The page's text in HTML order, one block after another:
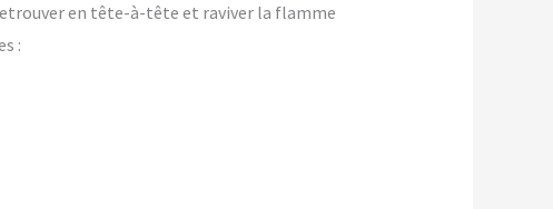
en tête-à-tête et raviver la flamme
: